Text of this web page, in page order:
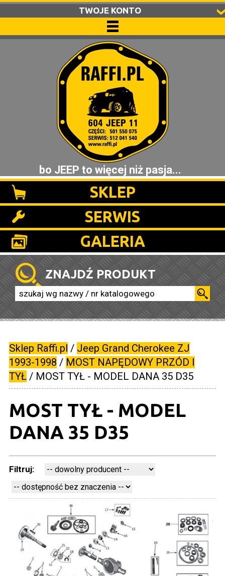
TWOJE KONTO
bo JEEP to więcej niż pasja...
SKLEP
SERWIS
GALERIA
ZNAJDŹ PRODUKT
Sklep Raffi.pl / Jeep Grand Cherokee ZJ
1993-1998 / MOST NAPĘDOWY PRZÓD I
TYŁ/ MOST TYŁ - MODEL DANA 35 D35
MOST TYŁ - MODEL
DANA 35 D35
Filtruj: